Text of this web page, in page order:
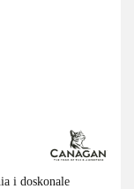
i doskonale